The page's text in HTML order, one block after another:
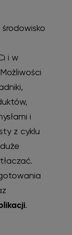
i w
i
z cyklu
.